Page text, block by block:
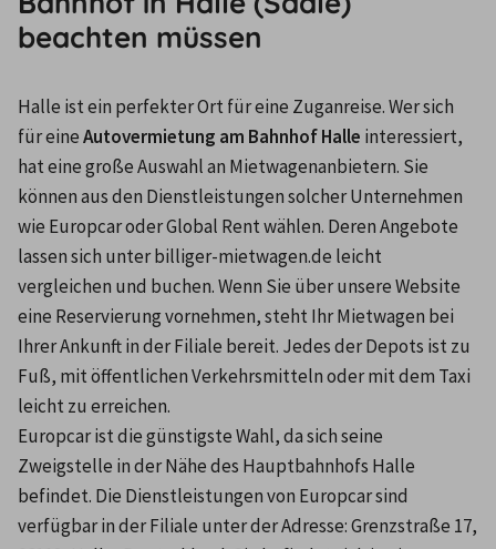
beachten müssen
Halle ist ein perfekter Ort für eine Zuganreise. Wer sich
für eine Autovermietung am Bahnhof Halle interessiert,
hat eine große Auswahl an Mietwagenanbietern. Sie
können aus den Dienstleistungen solcher Unternehmen
wie Europcar oder Global Rent wählen. Deren Angebote
lassen sich unter billiger-mietwagen.de leicht
vergleichen und buchen. Wenn Sie über unsere Website
eine Reservierung vornehmen, steht Ihr Mietwagen bei
Ihrer Ankunft in der Filiale bereit. Jedes der Depots ist zu
Fuß, mit öffentlichen Verkehrsmitteln oder mit dem Taxi
leicht zu erreichen.
Europcar ist die günstigste Wahl, da sich seine
Zweigstelle in der Nähe des Hauptbahnhofs Halle
befindet. Die Dienstleistungen von Europcar sind
verfügbar in der Filiale unter der Adresse: Grenzstraße 17,